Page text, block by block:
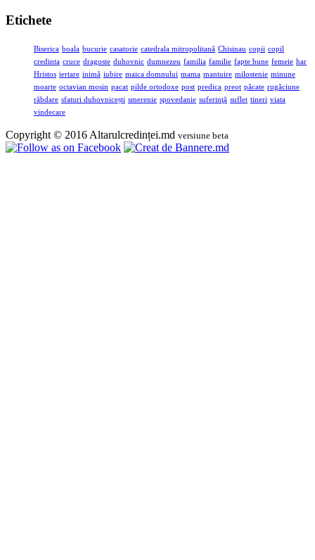
Etichete
Biserica boala bucurie casatorie catedrala mitropolitană Chisinau copii copil
credinta cruce dragoste duhovnic dumnezeu familia familie fapte bune femeie har
Hristos iertare inimă iubire maica domnului mama mantuire milostenie minune
moarte octavian mosin pacat pilde ortodoxe post predica preot păcate rugăciune
răbdare sfaturi duhovnicești smerenie spovedanie suferinţă suflet tineri viata
vindecare
Copyright © 2016 Altarulcredinței.md versiune beta